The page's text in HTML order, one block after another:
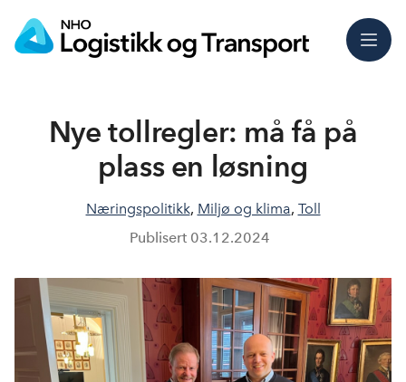
Meny
Nye tollregler: må få på
plass en løsning
Næringspolitikk, Miljø og klima, Toll
Publisert 03.12.2024